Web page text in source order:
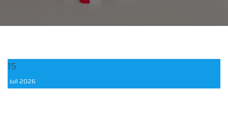
15
Juil 2026